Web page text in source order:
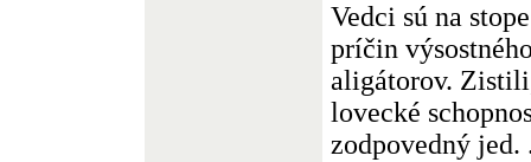
Vedci sú na
príčin
aligátorov.
lovecké
zodpovedný jed.